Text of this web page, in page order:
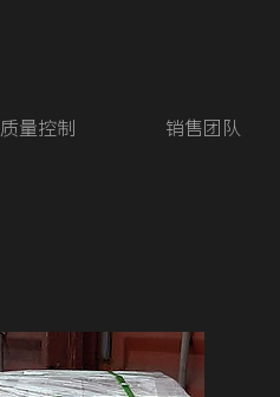
质量控制 销售团队